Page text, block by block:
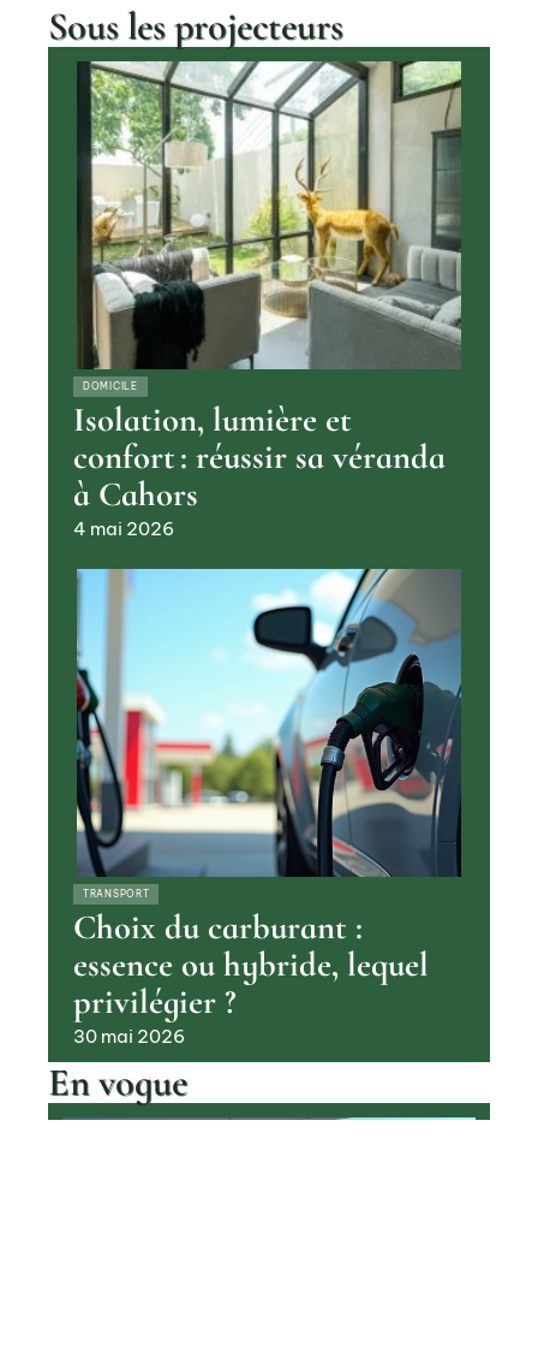
Sous les projecteurs
DOMICILE
Isolation, lumière et
confort : réussir sa véranda
à Cahors
4 mai 2026
TRANSPORT
Choix du carburant :
essence ou hybride, lequel
privilégier ?
30 mai 2026
En vogue